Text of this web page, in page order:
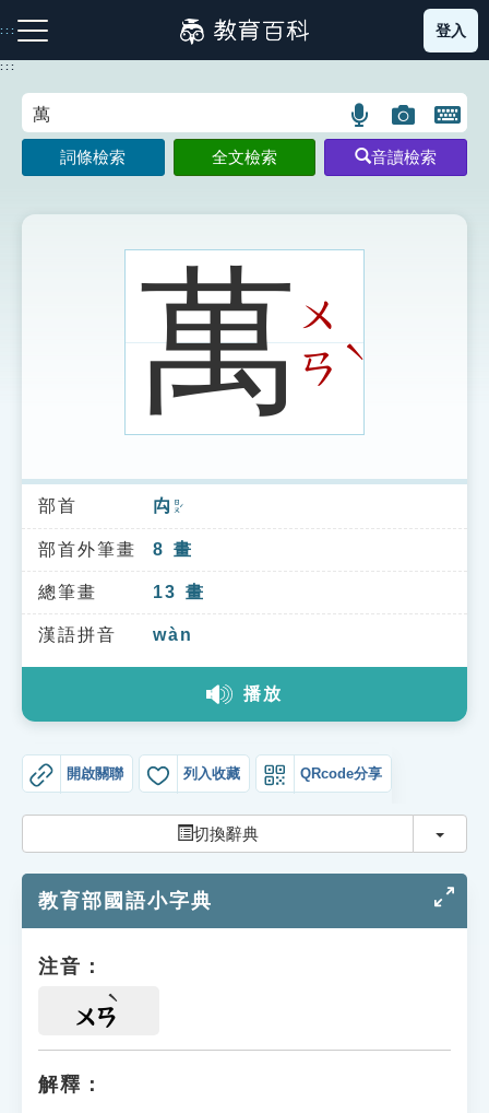
到
主
:::
注音索引圖示 筆畫索引圖示 部首索引表圖示
索引選單
知識索引
單字索引
生命大百科索引
教學應用
貓頭鷹博士
登入
:::
語
言
搜
示
圖
片
搜
開
鍵
圖
詞條檢索 全文檢索 音讀檢索
萬ㄨ
ㄢˋ
部首 禸 ㄖㄡˊ
部首外筆畫 8 畫
總筆畫 13 畫
漢語拼音 wàn
播放
開啟關聯 列入收藏 QRcode分享
切換辭典 切換
教育部國語小字典
注音：
ㄨㄢ
解釋：